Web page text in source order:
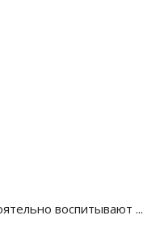
воспитывают ...